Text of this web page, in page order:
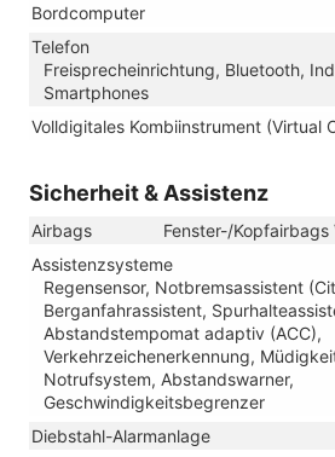
Bordcomputer
Telefon
Freisprecheinrichtung, Bluetooth,
Smartphones
Volldigitales Kombiinstrument (Virtual
Sicherheit & Assistenz
Airbags
Fenster-/
Assistenzsysteme
Regensensor, Notbremsassistent
Berganfahrassistent,
Abstandstempomat adaptiv (ACC),
Verkehrzeichenerkennung,
Notrufsystem, Abstandswarner,
Geschwindigkeitsbegrenzer
Diebstahl-Alarmanlage